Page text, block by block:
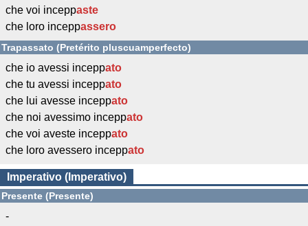
che voi inceppaste
che loro inceppassero
Trapassato (Pretérito pluscuamperfecto)
che io avessi inceppato
che tu avessi inceppato
che lui avesse inceppato
che noi avessimo inceppato
che voi aveste inceppato
che loro avessero inceppato
Imperativo (Imperativo)
Presente (Presente)
-